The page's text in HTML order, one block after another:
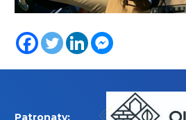
Patronaty: